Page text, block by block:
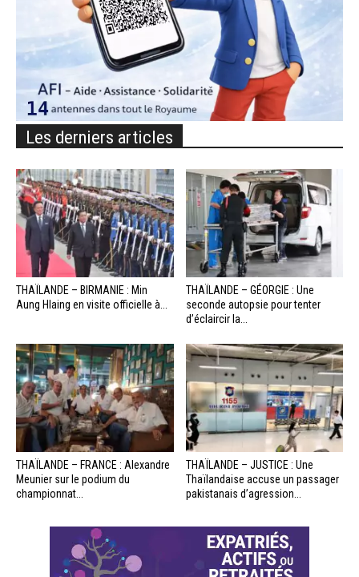
Les derniers articles
THAÏLANDE – BIRMANIE : Min
Aung Hlaing en visite officielle à...
THAÏLANDE – GÉORGIE : Une
seconde autopsie pour tenter
d’éclaircir la...
THAÏLANDE – FRANCE : Alexandre
Meunier sur le podium du
championnat...
THAÏLANDE – JUSTICE : Une
Thaïlandaise accuse un passager
pakistanais d’agression...